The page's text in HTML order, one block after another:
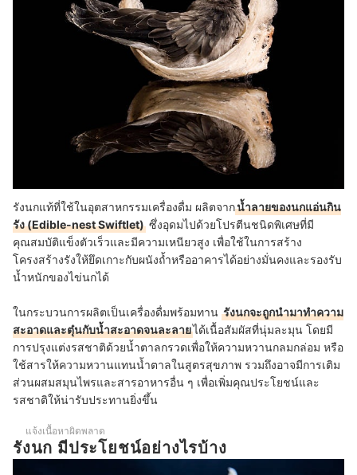
รังนกแท้ที่ใช้ในอุตสาหกรรมเครื่องดื่ม ผลิตจากน้ำลายของนกแอ่นกิน
รัง (Edible-nest Swiftlet) ซึ่งอุดมไปด้วยโปรตีนชนิดพิเศษที่มี
คุณสมบัติแข็งตัวเร็วและมีความเหนียวสูง เพื่อใช้ในการสร้าง
โครงสร้างรังให้ยึดเกาะกับผนังถ้ำหรืออาคารได้อย่างมั่นคงและรองรับ
น้ำหนักของไข่นกได้
ในกระบวนการผลิตเป็นเครื่องดื่มพร้อมทาน รังนกจะถูกนำมาทำความ
สะอาดและตุ๋นกับน้ำสะอาดจนละลายได้เนื้อสัมผัสที่นุ่มละมุน โดยมี
การปรุงแต่งรสชาติด้วยน้ำตาลกรวดเพื่อให้ความหวานกลมกล่อม หรือ
ใช้สารให้ความหวานแทนน้ำตาลในสูตรสุขภาพ รวมถึงอาจมีการเติม
ส่วนผสมสมุนไพรและสารอาหารอื่น ๆ เพื่อเพิ่มคุณประโยชน์และ
รสชาติให้น่ารับประทานยิ่งขึ้น
แจ้งเนื้อหาผิดพลาด
รังนก มีประโยชน์อย่างไรบ้าง